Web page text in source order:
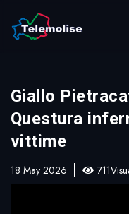
Giallo
Questura
vittime
18 May 2026